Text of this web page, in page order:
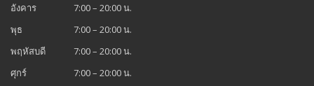
อังคาร
7:00 – 20:00 น.
พุธ
7:00 – 20:00 น.
พฤหัสบดี
7:00 – 20:00 น.
ศุกร์
7:00 – 20:00 น.